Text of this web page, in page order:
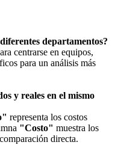
diferentes departamentos?
centrarse en equipos,
ficos para un análisis más
y reales en el mismo
" representa los costos
"Costo" muestra los
comparación directa.